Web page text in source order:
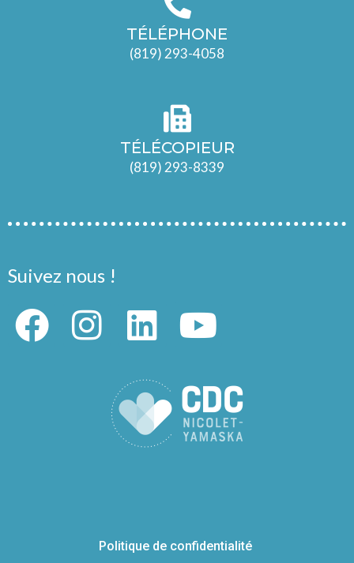
TÉLÉPHONE
(819) 293-4058
TÉLÉCOPIEUR
(819) 293-8339
Suivez nous !
Politique de confidentialité